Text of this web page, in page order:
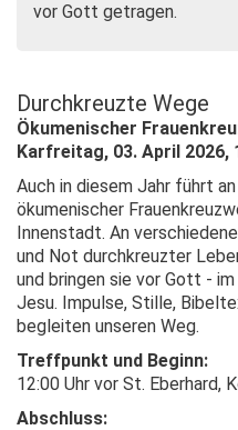
vor Gott getragen.
Durchkreuzte Wege
Ökumenischer
Karfreitag, 03. April 2026,
Auch in diesem Jahr führt
ökumenischer
Innenstadt. An
und Not durchkreuzter
und bringen sie vor Gott -
Jesu. Impulse, Stille,
begleiten unseren Weg.
Treffpunkt und Beginn:
12:00 Uhr vor St. Eberhard,
Abschluss: